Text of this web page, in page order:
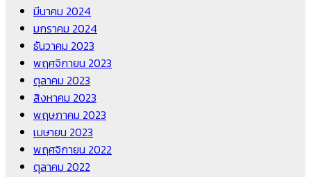
มีนาคม 2024
มกราคม 2024
ธันวาคม 2023
พฤศจิกายน 2023
ตุลาคม 2023
สิงหาคม 2023
พฤษภาคม 2023
เมษายน 2023
พฤศจิกายน 2022
ตุลาคม 2022